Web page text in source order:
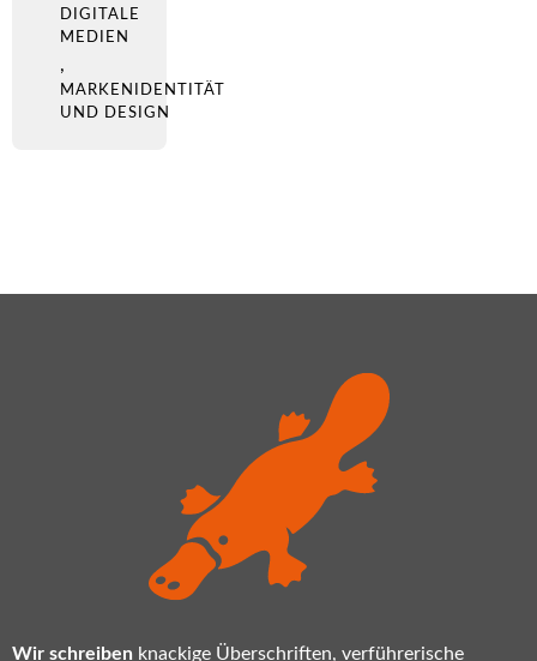
DIGITALE
MEDIEN
,
MARKENIDENTITÄT
UND DESIGN
Wir schreiben knackige Überschriften, verführerische